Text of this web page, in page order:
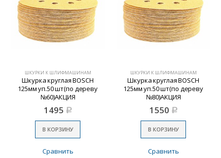
ШКУРКИ К ШЛИФМАШИНАМ
Шкурка круглая BOSCH
125мм уп.50 шт(по дереву
№60)АКЦИЯ
1495 Р
В КОРЗИНУ
Сравнить
ШКУРКИ К ШЛИФМАШИНАМ
Шкурка круглая BOSCH
125мм уп.50 шт(по дереву
№80)АКЦИЯ
1550 Р
В КОРЗИНУ
Сравнить